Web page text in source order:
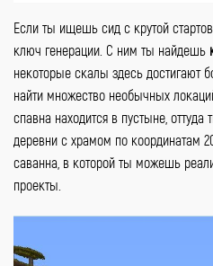
Если ты ищешь сид с крутой
ключ генерации. С ним ты найдешь
некоторые скалы здесь достигают
найти множество необычных
спавна находится в пустыне,
деревни с храмом по координатам
саванна, в которой ты можешь
проекты.